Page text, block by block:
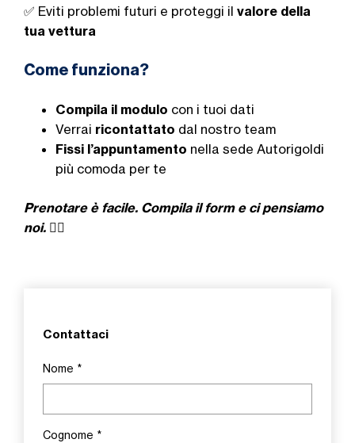
✅ Eviti problemi futuri e proteggi il valore della
tua vettura
Come funziona?
Compila il modulo con i tuoi dati
Verrai ricontattato dal nostro team
Fissi l’appuntamento nella sede Autorigoldi
più comoda per te
Prenotare è facile. Compila il form e ci pensiamo
noi. 👇🏼
Contattaci
Nome *
Cognome *